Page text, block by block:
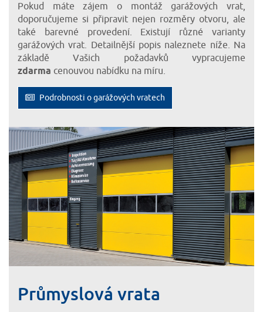
Pokud máte zájem o montáž garážových vrat,
doporučujeme si připravit nejen rozměry otvoru, ale
také barevné provedení. Existují různé varianty
garážových vrat. Detailnější popis naleznete níže. Na
základě Vašich požadavků vypracujeme
zdarma cenouvou nabídku na míru.
Podrobnosti o garážových vratech
Průmyslová vrata